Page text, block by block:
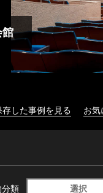
した事例を見る お
類 選択